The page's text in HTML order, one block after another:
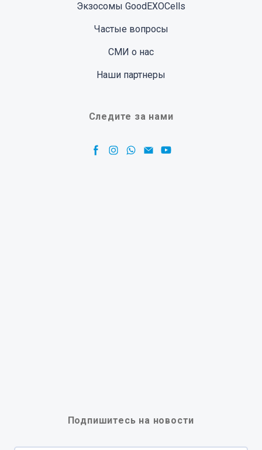
Экзосомы GoodEXOCells
Частые вопросы
СМИ о нас
Наши партнеры
Следите за нами
Подпишитесь на новости